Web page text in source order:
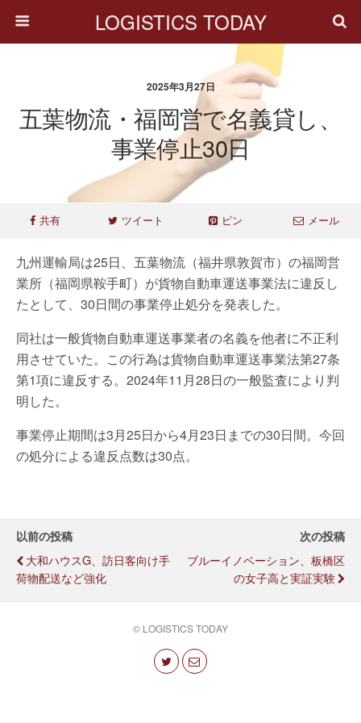
LOGISTICS TODAY
2025年3月27日
五葉物流・福岡営で名義貸し、
事業停止30日
共有 ツイート ピン メール
九州運輸局は25日、五葉物流（福井県敦賀市）の福岡営
業所（福岡県鞍手町）が貨物自動車運送事業法に違反し
たとして、30日間の事業停止処分を発表した。
同社は一般貨物自動車運送事業者の名義を他者に不正利
用させていた。この行為は貨物自動車運送事業法第27条
第1項に違反する。2024年11月28日の一般監査により判
明した。
事業停止期間は3月25日から4月23日までの30日間。今回
の処分による違反点数は30点。
以前の投稿
大和ハウスG、訪日客向け手
荷物配送など強化
次の投稿
ブルーイノベーション、板橋区
の女子高と実証実験
© LOGISTICS TODAY